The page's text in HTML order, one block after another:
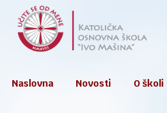
content
Naslovna Novosti O školi